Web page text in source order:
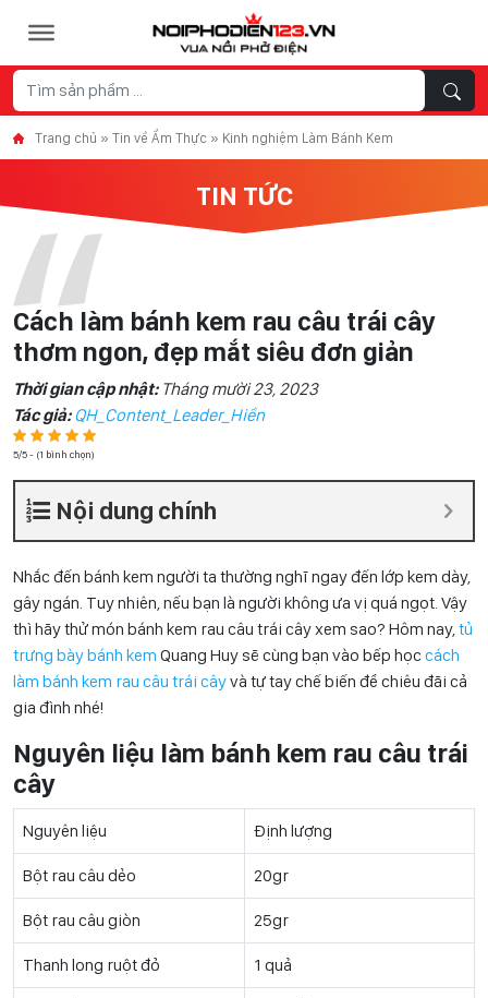
Trang chủ » Tin về Ẩm Thực » Kinh nghiệm Làm Bánh Kem
TIN TỨC
Cách làm bánh kem rau câu trái cây
thơm ngon, đẹp mắt siêu đơn giản
Thời gian cập nhật: Tháng mười 23, 2023
Tác giả:QH_Content_Leader_Hiền
5/5 - (1 bình chọn)
Nội dung chính
Nhắc đến bánh kem người ta thường nghĩ ngay đến lớp kem dày,
gây ngán. Tuy nhiên, nếu bạn là người không ưa vị quá ngọt. Vậy
thì hãy thử món bánh kem rau câu trái cây xem sao? Hôm nay,tủ
trưng bày bánh kem Quang Huy sẽ cùng bạn vào bếp học cách
làm bánh kem rau câu trái câyvà tự tay chế biến để chiêu đãi cả
gia đình nhé!
Nguyên liệu làm bánh kem rau câu trái
cây
Nguyên liệu Định lượng
Bột rau câu dẻo 20gr
Bột rau câu giòn 25gr
Thanh long ruột đỏ 1 quả